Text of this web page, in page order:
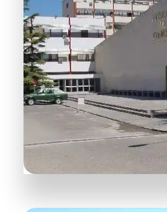
MÁS HABITACIONES
Fuentenueva